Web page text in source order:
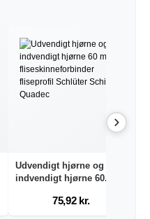
Udvendigt hjørne og
indvendigt hjørne 60...
75,92 kr.